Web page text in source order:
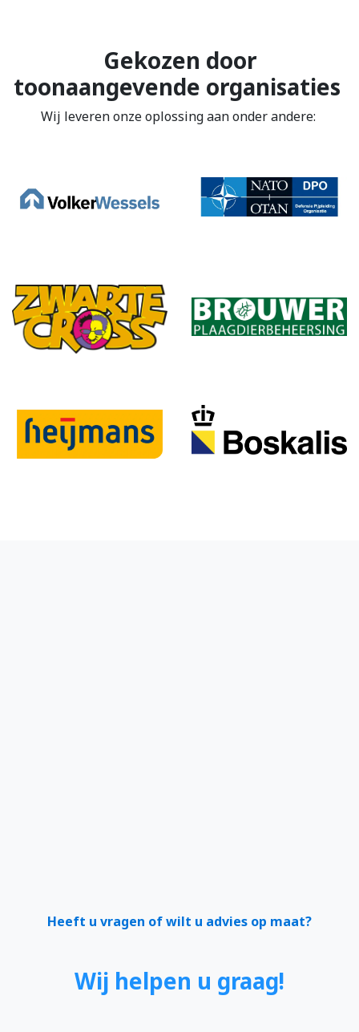
Gekozen door
toonaangevende organisaties
Wij leveren onze oplossing aan onder andere:
Heeft u vragen of wilt u advies op maat?
Wij helpen u graag!